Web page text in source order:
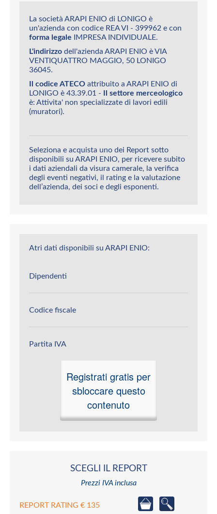
La società ARAPI ENIO di LONIGO è
un'azienda con codice REA VI - 399962 e con
forma legale IMPRESA INDIVIDUALE.
L'indirizzo dell'azienda ARAPI ENIO è VIA
VENTIQUATTRO MAGGIO, 50 LONIGO
36045.
Il codice ATECO attribuito a ARAPI ENIO di
LONIGO è 43.39.01 - Il settore merceologico
è: Attivita' non specializzate di lavori edili
(muratori).
Seleziona e acquista uno dei Report sotto
disponibili su ARAPI ENIO, per ricevere subito
i dati aziendali da visura camerale, la verifica
degli eventi negativi, il rating e la valutazione
dell’azienda, dei soci e degli esponenti.
Atri dati disponibili su ARAPI ENIO:
Dipendenti
Codice fiscale
Partita IVA
Registrati gratis per
sbloccare questo
contenuto
SCEGLI IL REPORT
Prezzi IVA inclusa
REPORT RATING € 135